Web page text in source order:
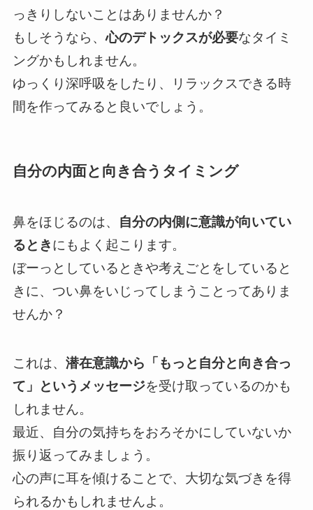
っきりしないことはありませんか？
もしそうなら、心のデトックスが必要なタイミ
ングかもしれません。
ゆっくり深呼吸をしたり、リラックスできる時
間を作ってみると良いでしょう。
自分の内面と向き合うタイミング
鼻をほじるのは、 自分の内側に意識が向いてい
るときにもよく起こります。
ぼーっとしているときや考えごとをしていると
きに、つい鼻をいじってしまうことってありま
せんか？
これは、 潜在意識から「もっと自分と向き合っ
て」というメッセージを受け取っているのかも
しれません。
最近、自分の気持ちをおろそかにしていないか
振り返ってみましょう。
心の声に耳を傾けることで、大切な気づきを得
られるかもしれませんよ。